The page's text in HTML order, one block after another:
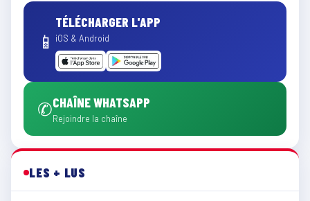
📱
TÉLÉCHARGER L'APP
iOS & Android
✆CHAÎNE WHATSAPP
Rejoindre la chaîne
LES + LUS